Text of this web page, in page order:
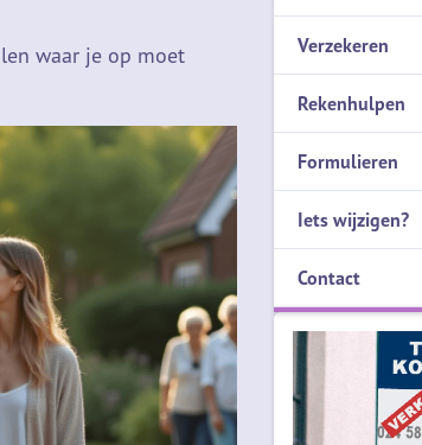
waar je op moet
Verzekeren
Rekenhulpen
Formulieren
Iets wijzigen?
Contact